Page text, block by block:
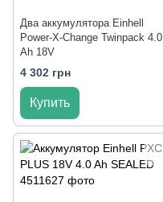
Два аккумулятора Einhell
Power-X-Change Twinpack 4.0
Ah 18V
4 302 грн
Купить